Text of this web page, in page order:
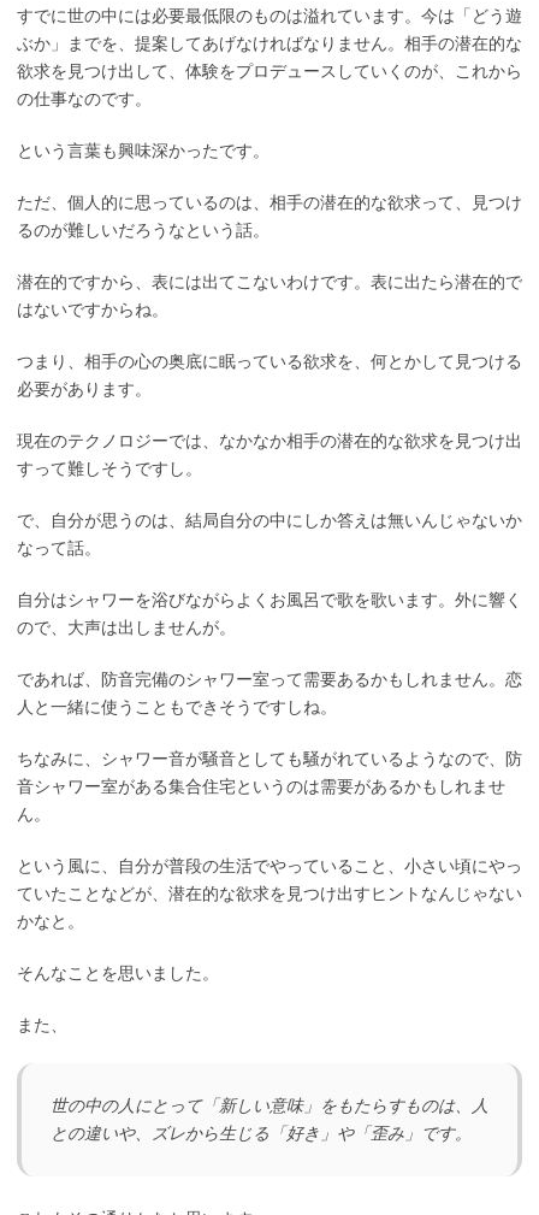
すでに世の中には必要最低限のものは溢れています。今は「どう遊
ぶか」までを、提案してあげなければなりません。相手の潜在的な
欲求を見つけ出して、体験をプロデュースしていくのが、これから
の仕事なのです。
という言葉も興味深かったです。
ただ、個人的に思っているのは、相手の潜在的な欲求って、見つけ
るのが難しいだろうなという話。
潜在的ですから、表には出てこないわけです。表に出たら潜在的で
はないですからね。
つまり、相手の心の奥底に眠っている欲求を、何とかして見つける
必要があります。
現在のテクノロジーでは、なかなか相手の潜在的な欲求を見つけ出
すって難しそうですし。
で、自分が思うのは、結局自分の中にしか答えは無いんじゃないか
なって話。
自分はシャワーを浴びながらよくお風呂で歌を歌います。外に響く
ので、大声は出しませんが。
であれば、防音完備のシャワー室って需要あるかもしれません。恋
人と一緒に使うこともできそうですしね。
ちなみに、シャワー音が騒音としても騒がれているようなので、防
音シャワー室がある集合住宅というのは需要があるかもしれませ
ん。
という風に、自分が普段の生活でやっていること、小さい頃にやっ
ていたことなどが、潜在的な欲求を見つけ出すヒントなんじゃない
かなと。
そんなことを思いました。
また、
世の中の人にとって「新しい意味」をもたらすものは、人
との違いや、ズレから生じる「好き」や「歪み」です。